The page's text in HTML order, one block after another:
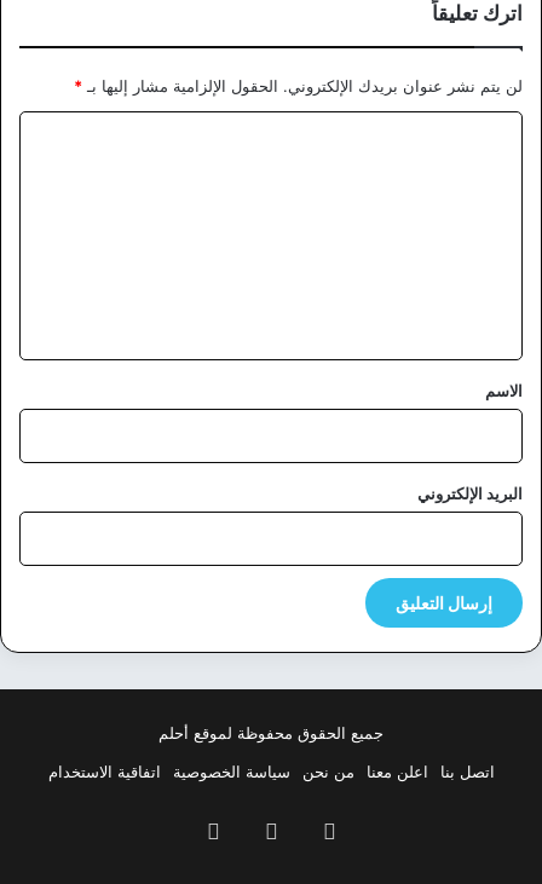
اترك تعليقاً
لن يتم نشر عنوان بريدك الإلكتروني. الحقول الإلزامية مشار إليها بـ*
*
الاسم
البريد الإلكتروني
جميع الحقوق محفوظة لموقع أحلم
اتصل بنا
اعلن معنا من نحن سياسة الخصوصية اتفاقية الاستخدام
فيسبوك